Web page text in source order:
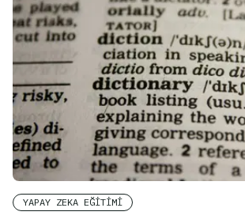
YAPAY ZEKA EĞITIMI